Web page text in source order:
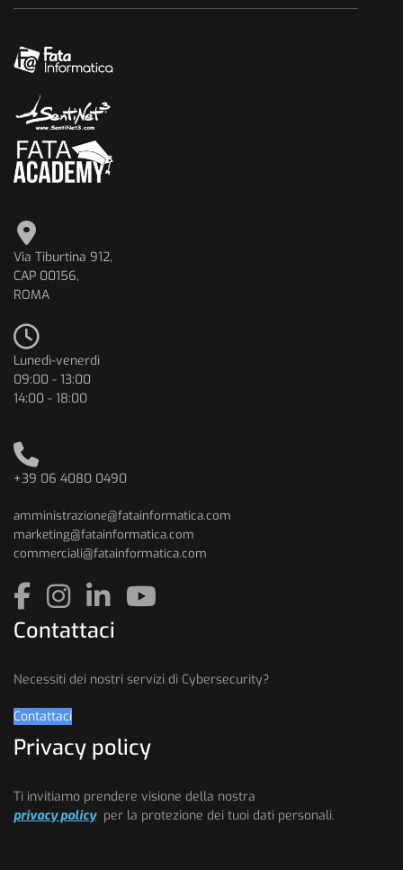
Via Tiburtina 912,
CAP 00156,
ROMA
Lunedì-venerdì
09:00 - 13:00
14:00 - 18:00
+39 06 4080 0490
amministrazione@fatainformatica.com
marketing@fatainformatica.com
commerciali@fatainformatica.com
Contattaci
Necessiti dei nostri servizi di Cybersecurity?
Contattaci
Privacy policy
Ti invitiamo prendere visione della nostra
privacy policyper la protezione dei tuoi dati personali.